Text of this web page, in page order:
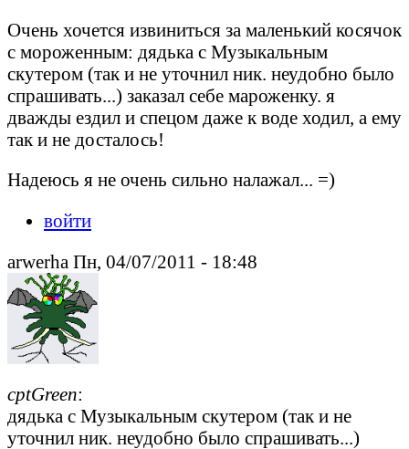
Очень хочется извиниться за маленький косячок
с мороженным: дядька с Музыкальным
скутером (так и не уточнил ник. неудобно было
спрашивать...) заказал себе мароженку. я
дважды ездил и спецом даже к воде ходил, а ему
так и не досталось!
Надеюсь я не очень сильно налажал... =)
войти
arwerha Пн, 04/07/2011 - 18:48
cptGreen:
дядька с Музыкальным скутером (так и не
уточнил ник. неудобно было спрашивать...)